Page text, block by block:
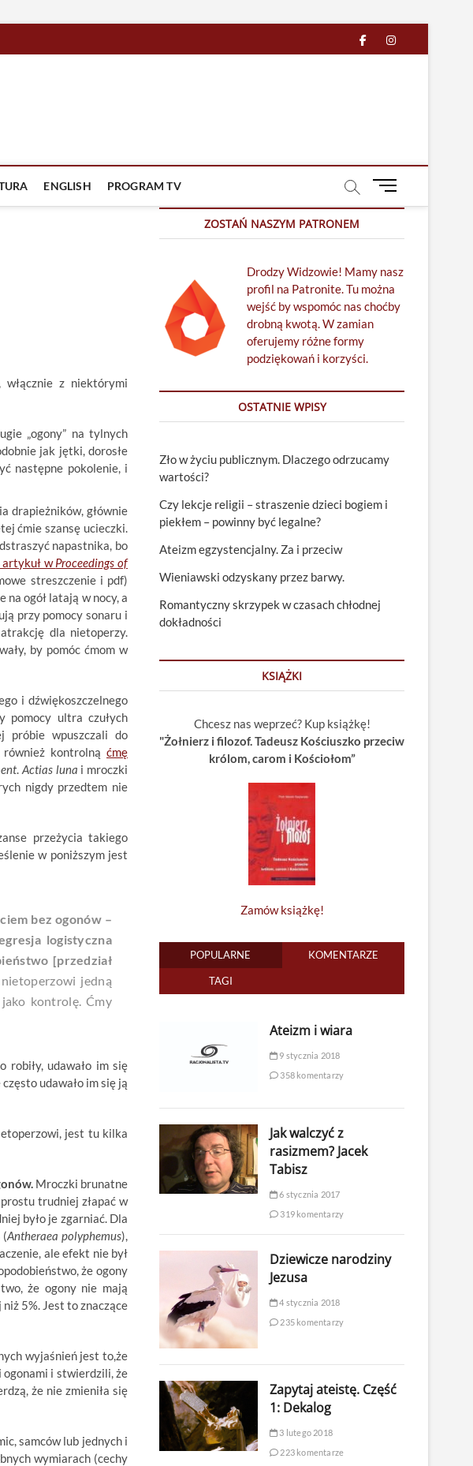
facebook
in
ENGLISH PROGRAM TV
M
u
u
t
t
z niektórymi
„ogony” na tylnych
jak jętki, dorosłe
następne pokolenie, i
drapieżników, głównie
ćmie szansę ucieczki.
napastnika, bo
artykuł wProceedings of
streszczenie i pdf)
ogół latają w nocy, a
przy pomocy sonaru i
dla nietoperzy.
by pomóc ćmom w
i dźwiękoszczelnego
pomocy ultra czułych
próbie wpuszczali do
kontrolną ćmę
.Actias luna i mroczki
nigdy przedtem nie
przeżycia takiego
w poniższym jest
bez ogonów –
logistyczna
[przedział
jedną
kontrolę. Ćmy
robiły, udawało im się
udawało im się ją
jest tu kilka
Mroczki brunatne
trudniej złapać w
było je zgarniać. Dla
(Antheraea polyphemus),
ale efekt nie był
że ogony
że ogony nie mają
5%. Jest to znaczące
wyjaśnień jest to,że
i stwierdzili, że
że nie zmieniła się
samców lub jednych i
wymiarach (cechy
ZOSTAŃ NASZYM PATRONEM
Drodzy Widzowie! Mamy nasz
profil na Patronite. Tu można
wejść by wspomóc nas choćby
drobną kwotą. W zamian
oferujemy różne formy
podziękowań i korzyści.
OSTATNIE WPISY
Zło w życiu publicznym. Dlaczego odrzucamy
wartości?
Czy lekcje religii – straszenie dzieci bogiem i
piekłem – powinny być legalne?
Ateizm egzystencjalny. Za i przeciw
Wieniawski odzyskany przez barwy.
Romantyczny skrzypek w czasach chłodnej
dokładności
KSIĄŻKI
Chcesz nas weprzeć? Kup książkę!
"Żołnierz i filozof. Tadeusz Kościuszko przeciw
królom, carom i Kościołom”
Zamów książkę!
POPULARNE KOMENTARZE
TAGI
Ateizm i wiara
9 stycznia 2018
358 komentarzy
Jak walczyć z
rasizmem? Jacek
Tabisz
6 stycznia 2017
319 komentarzy
Dziewicze narodziny
Jezusa
4 stycznia 2018
235 komentarzy
Zapytaj ateistę. Część
1: Dekalog
3 lutego 2018
223 komentarze